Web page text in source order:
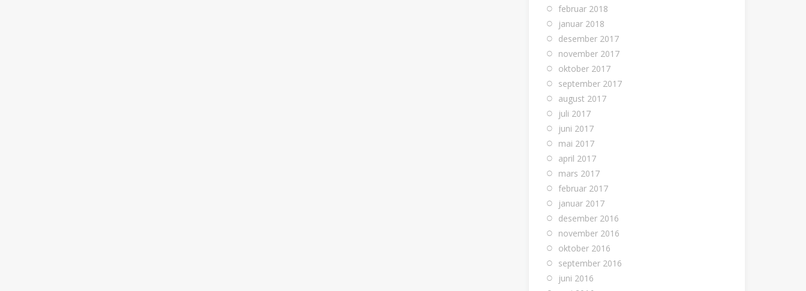
februar 2018
januar 2018
desember 2017
november 2017
oktober 2017
september 2017
august 2017
juli 2017
juni 2017
mai 2017
april 2017
mars 2017
februar 2017
januar 2017
desember 2016
november 2016
oktober 2016
september 2016
juni 2016